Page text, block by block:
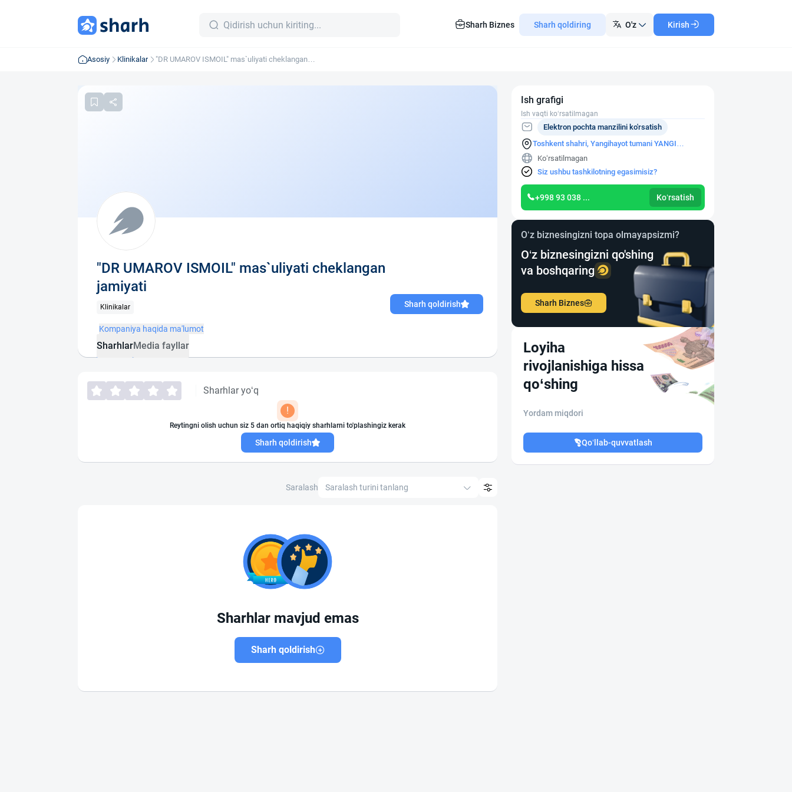
Sharh Biznes Sharh qoldiring O'z Kirish
Asosiy Klinikalar
"DR UMAROV ISMOIL" mas`uliyati cheklangan
"DR UMAROV ISMOIL" mas`uliyati cheklangan
jamiyati
Klinikalar Sharh qoldirish
Kompaniya haqida ma'lumot
SharhlarMedia fayllar
Sharhlar yo‘q
!
Reytingni olish uchun siz 5 dan ortiq haqiqiy sharhlarni to'plashingiz kerak
Sharh qoldirish
Saralash Saralash turini tanlang
Sharhlar mavjud emas
Sharh qoldirish
Ish grafigi
Ish vaqti ko‘rsatilmagan
Toshkent shahri, Yangihayot tumani YANGI
CHOSHTEPA MFY, O'ZAR KO'CHASI, 33-UY
Elektron pochta manzilini ko'rsatish
Ko‘rsatilmagan
Siz ushbu tashkilotning egasimisiz?
+998 93 038 ... Ko‘rsatish
O‘z biznesingizni topa olmayapsizmi?
O‘z biznesingizni qo'shing
va boshqaring
Sharh Biznes
Loyiha
rivojlanishiga hissa
qo‘shing
Yordam miqdori
Qo‘llab-quvvatlash